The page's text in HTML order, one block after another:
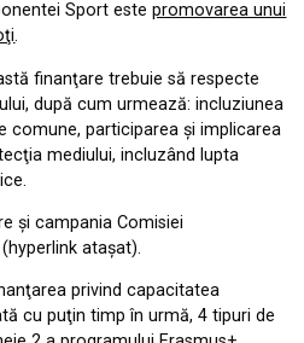
Sport estepromovarea unui
.
finanţare trebuie să respecte
după cum urmează: incluziunea
comune, participarea şi implicarea
mediului, incluzând lupta
şi campania Comisiei
(hyperlink ataşat).
privind capacitatea
cu puţin timp în urmă, 4 tipuri de